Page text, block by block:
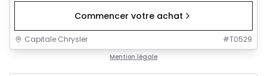
Commencer votre achat
Capitale Chrysler #T0529
Mention légale